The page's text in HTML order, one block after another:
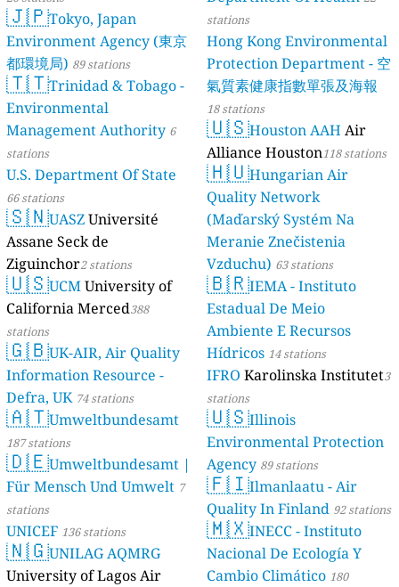
stations
Hong Kong Environmental
Protection Department - 空
氣質素健康指數單張及海報
18 stations
🇺🇸Houston AAHAir
Alliance Houston118 stations
🇭🇺Hungarian Air
Quality Network
(Maďarský Systém Na
Meranie Znečistenia
Vzduchu) 63 stations
🇧🇷IEMA - Instituto
Estadual De Meio
Ambiente E Recursos
Hídricos 14 stations
IFROKarolinska Institutet3
stations
🇺🇸Illinois
Environmental Protection
Agency 89 stations
🇫🇮Ilmanlaatu - Air
Quality In Finland 92 stations
🇲🇽INECC - Instituto
Nacional De Ecología Y
Cambio Climático 180
🇯🇵Tokyo, Japan
Environment Agency (東京
都環境局) 89 stations
🇹🇹Trinidad & Tobago -
Environmental
Management Authority 6
stations
U.S. Department Of State
66 stations
🇸🇳UASZUniversité
Assane Seck de
Ziguinchor2 stations
🇺🇸UCMUniversity of
California Merced388
stations
🇬🇧UK-AIR, Air Quality
Information Resource -
Defra, UK 74 stations
🇦🇹Umweltbundesamt
187 stations
🇩🇪Umweltbundesamt |
Für Mensch Und Umwelt 7
stations
UNICEF136 stations
🇳🇬UNILAG AQMRG
University of Lagos Air